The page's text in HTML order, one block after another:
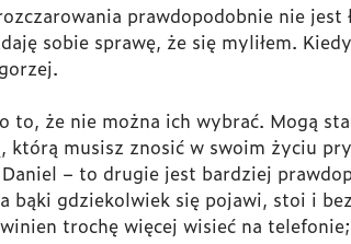
prawdopodobnie nie
sobie sprawę, że się myliłem.
to, że nie można ich wybrać. Mogą
którą musisz znosić w swoim życiu
– to drugie jest bardziej
bąki gdziekolwiek się pojawi, stoi i
trochę więcej wisieć na